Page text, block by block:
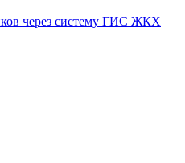
через систему ГИС ЖКХ